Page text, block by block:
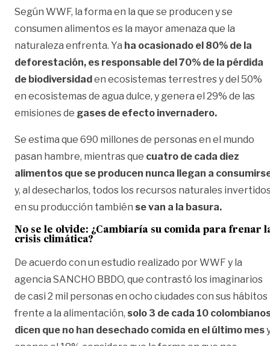
Según WWF, la forma en la que se producen y se
consumen alimentos es la mayor amenaza que la
naturaleza enfrenta. Ya ha ocasionado el 80% de la
deforestación, es responsable del 70% de la pérdida
de biodiversidad en ecosistemas terrestres y del 50%
en ecosistemas de agua dulce, y genera el 29% de las
emisiones de gases de efecto invernadero.
Se estima que 690 millones de personas en el mundo
pasan hambre, mientras que cuatro de cada diez
alimentos que se producen nunca llegan a
y, al desecharlos, todos los recursos naturales
en su producción también se van a la basura.
No se le olvide: ¿Cambiaría su comida para frenar
crisis climática?
De acuerdo con un estudio realizado por WWF y la
agencia SANCHO BBDO, que contrastó los imaginarios
de casi 2 mil personas en ocho ciudades con sus hábitos
frente a la alimentación, solo 3 de cada 10
dicen que no han desechado comida en el último mes